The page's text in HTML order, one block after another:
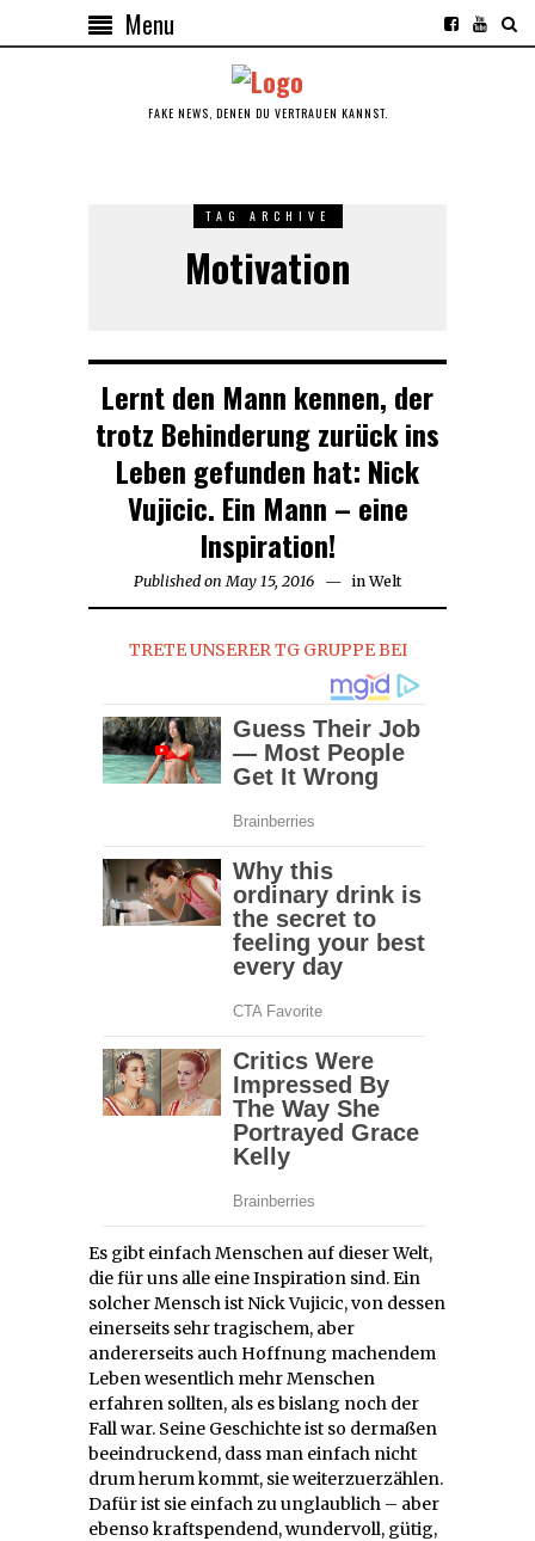
Menu
FAKE NEWS, DENEN DU VERTRAUEN KANNST.
TAG ARCHIVE
Motivation
Lernt den Mann kennen, der
trotz Behinderung zurück ins
Leben gefunden hat: Nick
Vujicic. Ein Mann – eine
Inspiration!
Published on May 15, 2016May in Welt
TRETE UNSERER TG GRUPPE BEI
Es gibt einfach Menschen auf dieser Welt,
die für uns alle eine Inspiration sind. Ein
solcher Mensch ist Nick Vujicic, von dessen
einerseits sehr tragischem, aber
andererseits auch Hoffnung machendem
Leben wesentlich mehr Menschen
erfahren sollten, als es bislang noch der
Fall war. Seine Geschichte ist so dermaßen
beeindruckend, dass man einfach nicht
drum herum kommt, sie weiterzuerzählen.
Dafür ist sie einfach zu unglaublich – aber
ebenso kraftspendend, wundervoll, gütig,